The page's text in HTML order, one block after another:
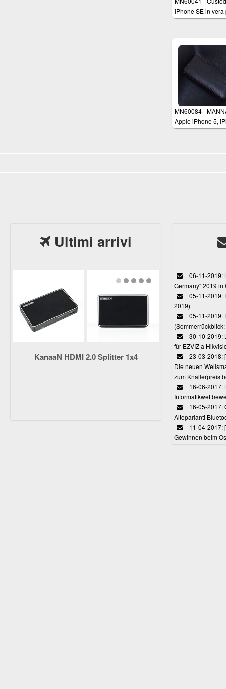
iPhone SE in vera
nappa nera -
MN60084 -
Apple iPhone 5,
5s Schutzhülle
Ultimi arrivi
KanaaN HDMI 2.0 Splitter 1x4
06-11-2019:
Germany“ 2019
05-11-2019:
2019)
05-11-2019:
30-10-2019:
für EZVIZ a
23-03-2018:
Die neuen
zum Knallerpreis
16-06-2017:
16-05-2017:
Altoparlanti
11-04-2017:
Gewinnen beim